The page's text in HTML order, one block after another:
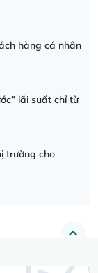
hàng cá nhân
lãi suất chỉ từ
trường cho